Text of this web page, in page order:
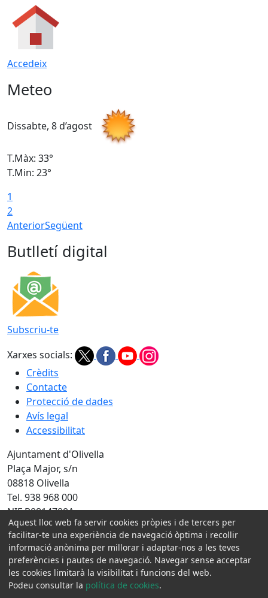
Accedeix
Meteo
Dissabte, 8 d’agost
T.Màx: 33°
T.Min: 23°
1
2
AnteriorSegüent
Butlletí digital
Subscriu-te
Xarxes socials:
Crèdits
Contacte
Protecció de dades
Avís legal
Accessibilitat
Ajuntament d'Olivella
Plaça Major, s/n
08818 Olivella
Tel. 938 968 000
NIF P0814700A
Amb la col·laboració de:
Aquest lloc web fa servir cookies pròpies i de tercers per
facilitar-te una experiència de navegació òptima i recollir
informació anònima per millorar i adaptar-nos a les teves
preferències i pautes de navegació. Navegar sense acceptar
les cookies limitarà la visibilitat i funcions del web.
Podeu consultar la política de cookies.